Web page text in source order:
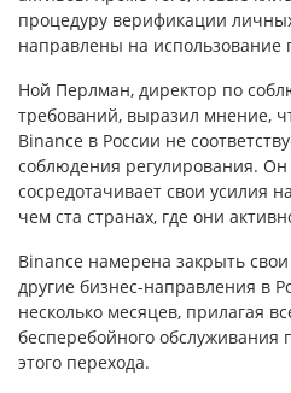
процедуру верификации
направлены на использование
Ной Перлман, директор по
требований, выразил мнение,
Binance в России не
соблюдения регулирования.
сосредотачивает свои усилия
чем ста странах, где они
Binance намерена закрыть
другие бизнес-направления в
несколько месяцев, прилагая
бесперебойного обслуживания
этого перехода.